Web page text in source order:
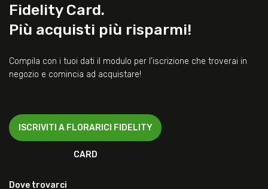
Fidelity Card.
Più acquisti più risparmi!
Compila con i tuoi dati il modulo per l’iscrizione che troverai in
negozio e comincia ad acquistare!
ISCRIVITI A FLORARICI FIDELITY
CARD
Dove trovarci